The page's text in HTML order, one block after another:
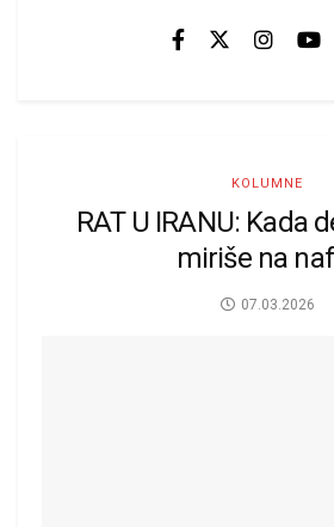
KOLUMNE
RAT U IRANU: Kada
miriše na
07.03.2026